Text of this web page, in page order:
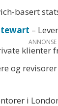
ANNONSE
basert
–
klienter
og
i